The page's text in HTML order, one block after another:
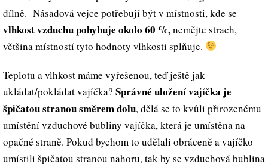
dílně. Násadová vejce potřebují být v místnosti, kde se
vlhkost vzduchu pohybuje okolo 60 %,nemějte strach,
většina místností tyto hodnoty vlhkosti splňuje.
Teplotu a vlhkost máme vyřešenou, teď ještě jak
ukládat/pokládat vajíčka? Správné uložení vajíčka je
špičatou stranou směrem dolu, dělá se to kvůli přirozenému
umístění vzduchové bubliny vajíčka, která je umístěna na
opačné straně. Pokud bychom to udělali obráceně a vajíčko
umístili špičatou stranou nahoru, tak by se vzduchová bublina